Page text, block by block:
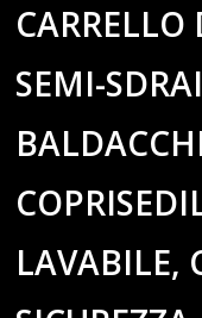
SEMI-
LAVABILE,